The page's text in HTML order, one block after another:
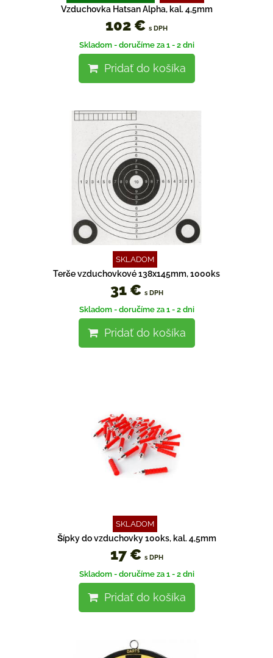
Vzduchovka Hatsan Alpha, kal. 4,5mm
102 € s DPH
Skladom - doručíme za 1 - 2 dni
Pridať do košíka
SKLADOM
Terče vzduchovkové 138x145mm, 1000ks
31 € s DPH
Skladom - doručíme za 1 - 2 dni
Pridať do košíka
SKLADOM
Šípky do vzduchovky 100ks, kal. 4,5mm
17 € s DPH
Skladom - doručíme za 1 - 2 dni
Pridať do košíka